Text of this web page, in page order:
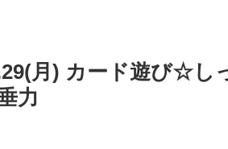
月) カード遊び☆
力